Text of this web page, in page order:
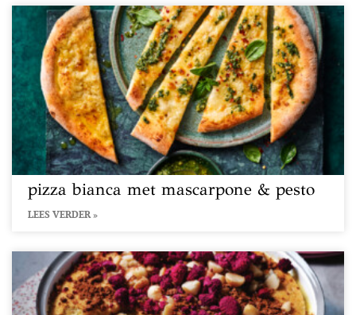
pizza bianca met mascarpone & pesto
LEES VERDER »